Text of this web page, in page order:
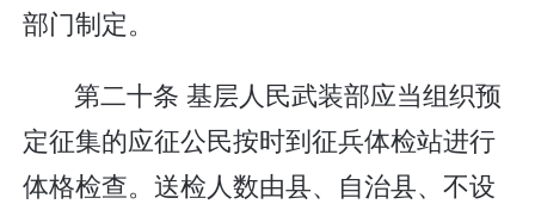
部门制定。
第二十条 基层人民武装部应当组织预
定征集的应征公民按时到征兵体检站进行
体格检查。送检人数由县、自治县、不设